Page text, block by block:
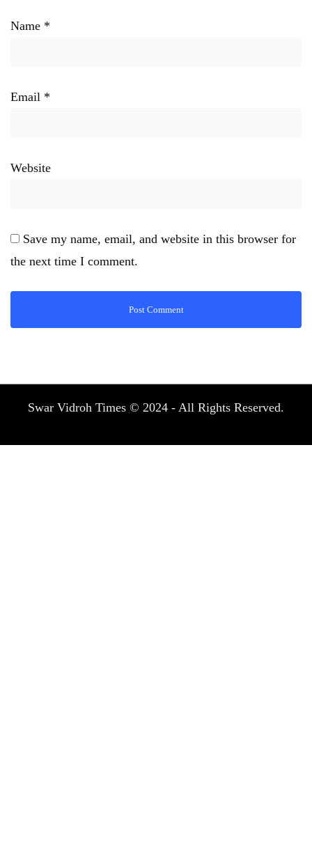
Name *
Email *
Website
Save my name, email, and website in this browser for
the next time I comment.
Swar Vidroh Times © 2024 - All Rights Reserved.